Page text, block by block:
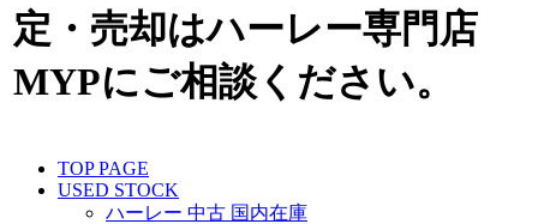
定・売却はハーレー専門店
MYPにご相談ください。
TOP PAGE
USED STOCK
ハーレー 中古 国内在庫